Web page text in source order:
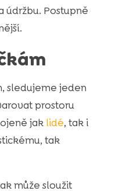
údržbu. Postupně
sledujeme jeden
prostoru
jak lidé, tak i
tak
může sloužit